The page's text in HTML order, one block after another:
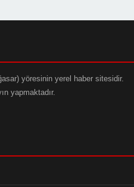
yöresinin yerel haber sitesidir.
yapmaktadır.